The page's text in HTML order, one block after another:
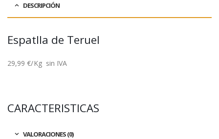
DESCRIPCIÓN
Espatlla de Teruel
29,99 €/Kg sin IVA
CARACTERISTICAS
VALORACIONES (0)